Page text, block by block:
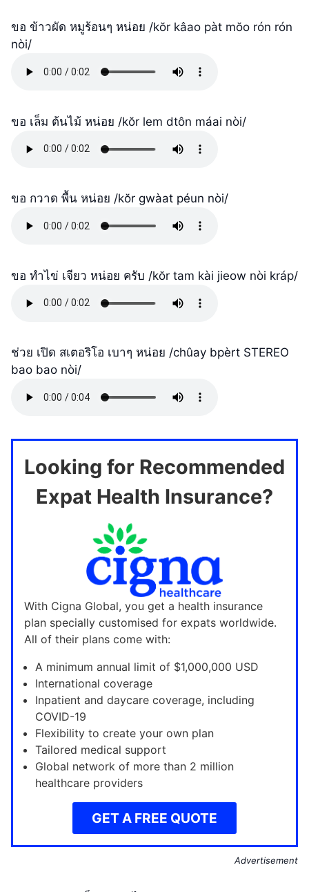
ขอ ข้าวผัด หมูร้อนๆ หน่อย /kŏr kâao pàt mŏo rón rón
nòi/
ขอ เล็ม ต้นไม้ หน่อย /kŏr lem dtôn máai nòi/
ขอ กวาด พื้น หน่อย /kŏr gwàat péun nòi/
ขอ ทำไข่ เจียว หน่อย ครับ /kŏr tam kài jieow nòi kráp/
ช่วย เปิด สเตอริโอ เบาๆ หน่อย /chûay bpèrt STEREO
bao bao nòi/
Looking for Recommended
Expat Health Insurance?
With Cigna Global, you get a health insurance
plan specially customised for expats worldwide.
All of their plans come with:
A minimum annual limit of $1,000,000 USD
International coverage
Inpatient and daycare coverage, including
COVID-19
Flexibility to create your own plan
Tailored medical support
Global network of more than 2 million
healthcare providers
GET A FREE QUOTE
Advertisement